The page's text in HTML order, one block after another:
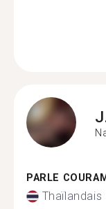
PARLE
Thaïlandais